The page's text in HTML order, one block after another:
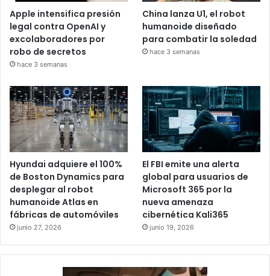
Apple intensifica presión
legal contra OpenAI y
excolaboradores por
robo de secretos
hace 3 semanas
China lanza U1, el robot
humanoide diseñado
para combatir la soledad
hace 3 semanas
Hyundai adquiere el 100%
de Boston Dynamics para
desplegar al robot
humanoide Atlas en
fábricas de automóviles
junio 27, 2026
El FBI emite una alerta
global para usuarios de
Microsoft 365 por la
nueva amenaza
cibernética Kali365
junio 19, 2026